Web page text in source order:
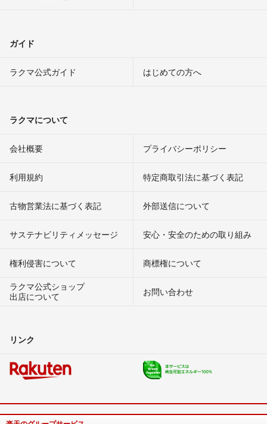
ガイド
ラクマ公式ガイド はじめての方へ
ラクマについて
会社概要 プライバシーポリシー
利用規約 特定商取引法に基づく表記
古物営業法に基づく表記 外部送信について
サステナビリティメッセージ 安心・安全のための取り組み
権利侵害について
商標権について
ラクマ公式ショップ
出店について
お問い合わせ
リンク